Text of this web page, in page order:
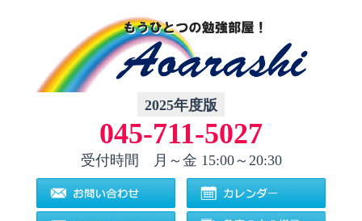
2025年度版
045-711-5027
受付時間 月～金 15:00～20:30